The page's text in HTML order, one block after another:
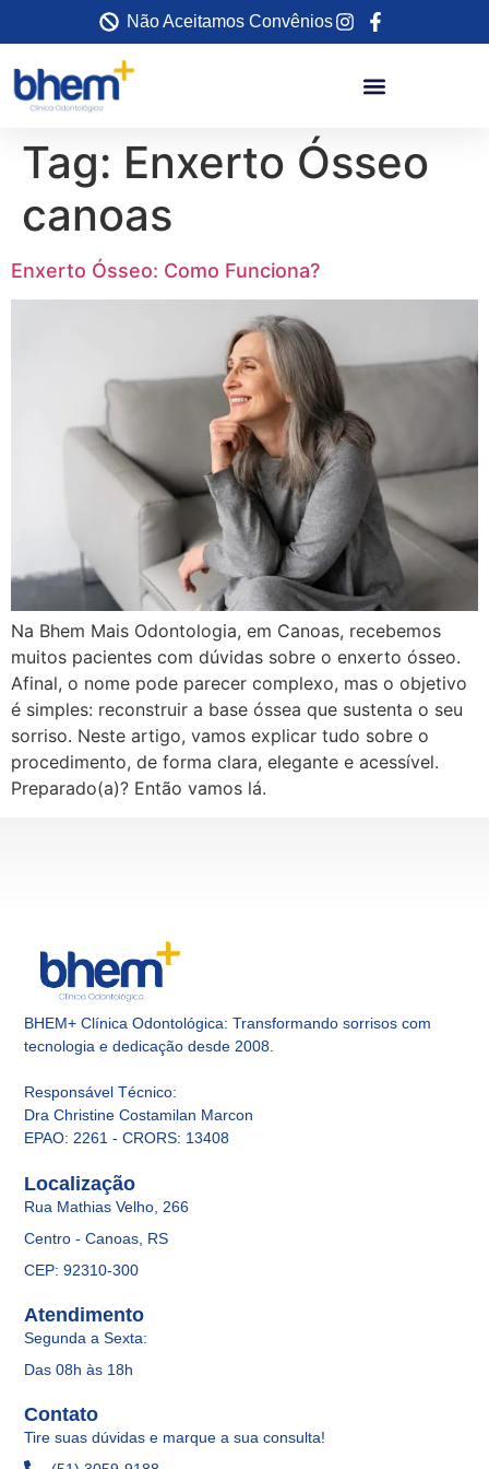
Não Aceitamos Convênios
Tag: Enxerto Ósseo
canoas
Enxerto Ósseo: Como Funciona?
Na Bhem Mais Odontologia, em Canoas, recebemos
muitos pacientes com dúvidas sobre o enxerto ósseo.
Afinal, o nome pode parecer complexo, mas o objetivo
é simples: reconstruir a base óssea que sustenta o seu
sorriso. Neste artigo, vamos explicar tudo sobre o
procedimento, de forma clara, elegante e acessível.
Preparado(a)? Então vamos lá.
BHEM+ Clínica Odontológica: Transformando sorrisos com
tecnologia e dedicação desde 2008.
Responsável Técnico:
Dra Christine Costamilan Marcon
EPAO: 2261 - CRORS: 13408
Atendimento
Segunda a Sexta:
Das 08h às 18h
Localização
Rua Mathias Velho, 266
Centro - Canoas, RS
CEP: 92310-300
Contato
Tire suas dúvidas e marque a sua consulta!